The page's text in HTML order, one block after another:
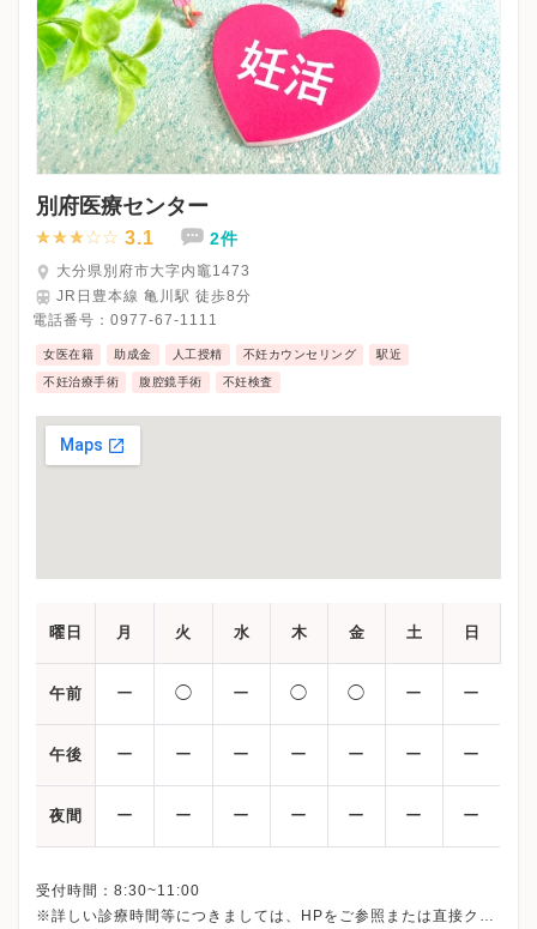
別府医療センター
3.1 2件
大分県別府市大字内竈1473
JR日豊本線 亀川駅 徒歩8分
電話番号： 0977-67-1111
女医在籍 助成金 人工授精 不妊カウンセリング 駅近
不妊治療手術 腹腔鏡手術 不妊検査
曜日 月 火 水 木 金 土 日
午前 ー ◯ ー ◯ ◯ ー ー
午後 ー ー ー ー ー ー ー
夜間 ー ー ー ー ー ー ー
受付時間：8:30~11:00
※詳しい診療時間等につきましては、HPをご参照または直接クリ